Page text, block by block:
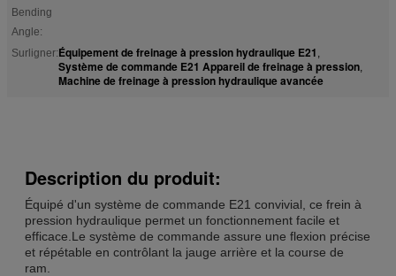
Bending
Angle:
Surligner:Équipement de freinage à pression hydraulique E21 ,
Système de commande E21 Appareil de freinage à pression,
Machine de freinage à pression hydraulique avancée
Description du produit:
Équipé d'un système de commande E21 convivial, ce frein à
pression hydraulique permet un fonctionnement facile et
efficace.Le système de commande assure une flexion précise
et répétable en contrôlant la jauge arrière et la course de
ram.